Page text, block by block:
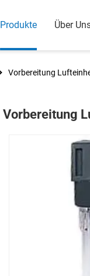
Produkte Über
Vorbereitung
Vorbereitung